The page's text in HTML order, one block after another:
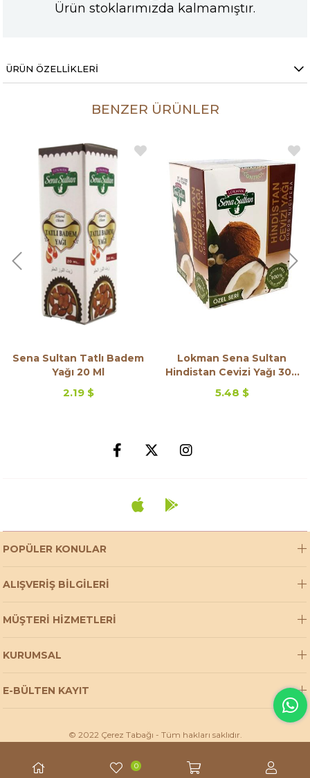
Ürün stoklarımızda kalmamıştır.
ÜRÜN ÖZELLIKLERI
BENZER ÜRÜNLER
Sena Sultan Tatlı Badem
Yağı 20 Ml
2.19 $
Lokman Sena Sultan
Hindistan Cevizi Yağı 300
5.48 $
POPÜLER KONULAR
ALIŞVERİŞ BİLGİLERİ
MÜŞTERİ HİZMETLERİ
KURUMSAL
E-BÜLTEN KAYIT
© 2022 Çerez Tabağı - Tüm hakları saklıdır.
0